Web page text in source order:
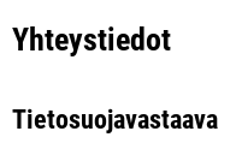
Yhteystiedot
Tietosuojavastaava